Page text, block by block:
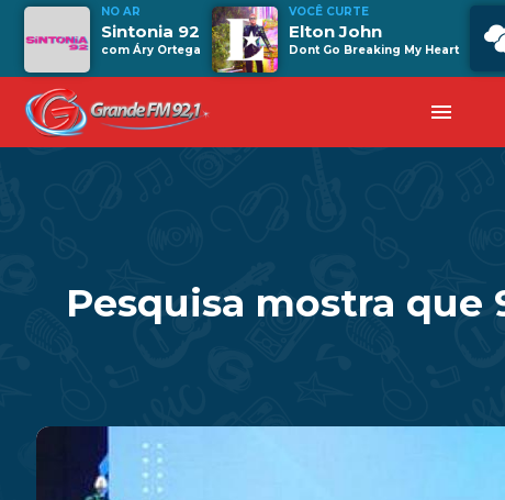
NO AR
Sintonia 92
com Áry Ortega
VOCÊ CURTE
Elton John
Dont Go Breaking My Heart
menu
Pesquisa mostra que